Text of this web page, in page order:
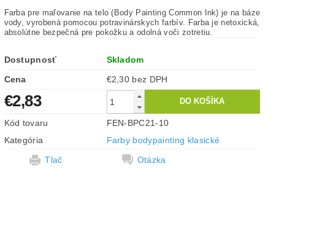
Farba pre maľovanie na telo (Body Painting Common Ink) je na báze
vody, vyrobená pomocou potravinárskych farbív. Farba je netoxická,
absolútne bezpečná pre pokožku a odolná voči zotretiu.
Dostupnosť
Skladom
Cena
€2,30 bez DPH
€2,83
Kód tovaru
FEN-BPC21-10
Kategória
Farby bodypainting klasické
Tlač
Otázka